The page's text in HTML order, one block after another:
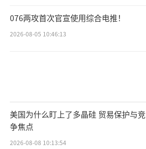
076两攻首次官宣使用综合电推！
2026-08-05 10:46:13
美国为什么盯上了多晶硅 贸易保护与竞
争焦点
2026-08-08 10:13:54